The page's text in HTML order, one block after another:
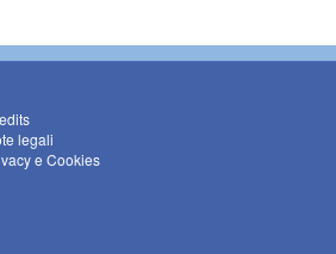
legali
e Cookies